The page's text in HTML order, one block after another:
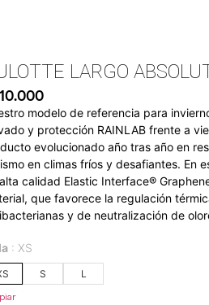
LARGO
modelo de referencia para
y protección RAINLAB frente a
evolucionado año tras año en
en climas fríos y desafiantes. En
calidad Elastic Interface®
que favorece la regulación
y de neutralización de
XS
S L